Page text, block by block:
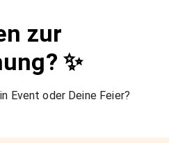
zur
✨
Event oder Deine Feier?